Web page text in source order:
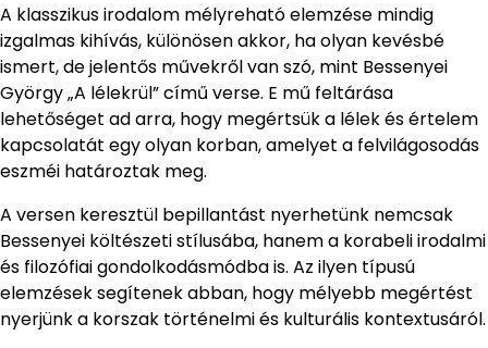
A klasszikus irodalom mélyreható elemzése mindig
izgalmas kihívás, különösen akkor, ha olyan kevésbé
ismert, de jelentős művekről van szó, mint Bessenyei
György „A lélekrül” című verse. E mű feltárása
lehetőséget ad arra, hogy megértsük a lélek és értelem
kapcsolatát egy olyan korban, amelyet a felvilágosodás
eszméi határoztak meg.
A versen keresztül bepillantást nyerhetünk nemcsak
Bessenyei költészeti stílusába, hanem a korabeli irodalmi
és filozófiai gondolkodásmódba is. Az ilyen típusú
elemzések segítenek abban, hogy mélyebb megértést
nyerjünk a korszak történelmi és kulturális kontextusáról.